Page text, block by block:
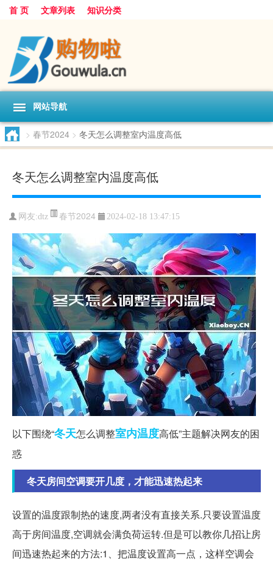
首 页 文章列表 知识分类
网站导航
> 春节2024 > 冬天怎么调整室内温度高低
冬天怎么调整室内温度高低
网友:dtz 春节2024 2024-02-18 13:47:15
以下围绕“冬天怎么调整室内温度高低”主题解决网友的困
惑
冬天房间空调要开几度，才能迅速热起来
设置的温度跟制热的速度,两者没有直接关系.只要设置温度
高于房间温度,空调就会满负荷运转.但是可以教你几招让房
间迅速热起来的方法:1、把温度设置高一点，这样空调会